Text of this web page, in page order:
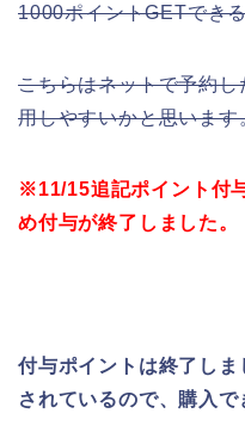
1000ポイントGETでき
こちらはネットで予約
用しやすいかと思います
※11/15追記ポイント付
め付与が終了しました。
付与ポイントは終了し
されているので、購入で